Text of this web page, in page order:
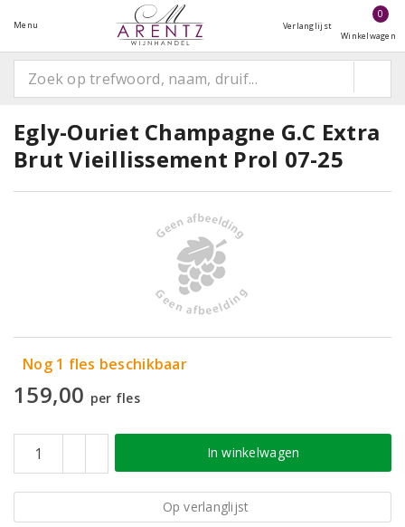
Menu Verlanglijst
0
Winkelwagen
Egly-Ouriet Champagne G.C Extra
Brut Vieillissement Prol 07-25
Nog 1 fles beschikbaar
159,00 per fles
In winkelwagen
Op verlanglijst